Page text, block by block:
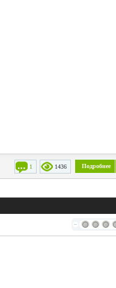
Подробнее
1436
1